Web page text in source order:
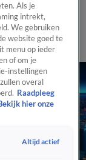
PanelVideo's
Als je
intrekt,
We gebruiken
website goed te
menu op ieder
of om je
instellingen
overal
Raadpleeg
hier onze
Altijd actief